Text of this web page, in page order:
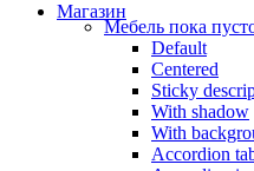
Магазин
Мебель пока
Default
Centered
Sticky
With shadow
With
Accordion